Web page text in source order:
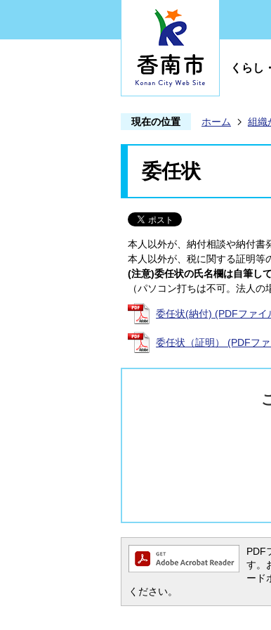
くらし
現在の位置 ホーム 組織
委任状
本人以外が、納付相談や納付書
本人以外が、税に関する証明等
(注意)委任状の氏名欄は自筆して
（パソコン打ちは不可。法人の
委任状(納付) (PDFファイ
委任状（証明） (PDFフ
PDF
す。
ード
ください。